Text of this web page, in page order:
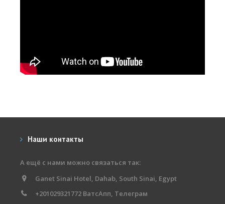
Наши контакты
А ещё с нами можно связаться так:
Ganet Sinai Hotel, Dahab, South Sinai, Egypt
+201029321772 ВатсАпп, Телеграм